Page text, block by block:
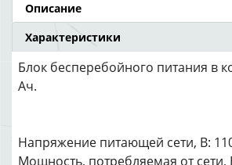
Описание
Характеристики
Блок бесперебойного питания в
Ач.
Напряжение питающей сети, В:
Мощность, потребляемая от сети,